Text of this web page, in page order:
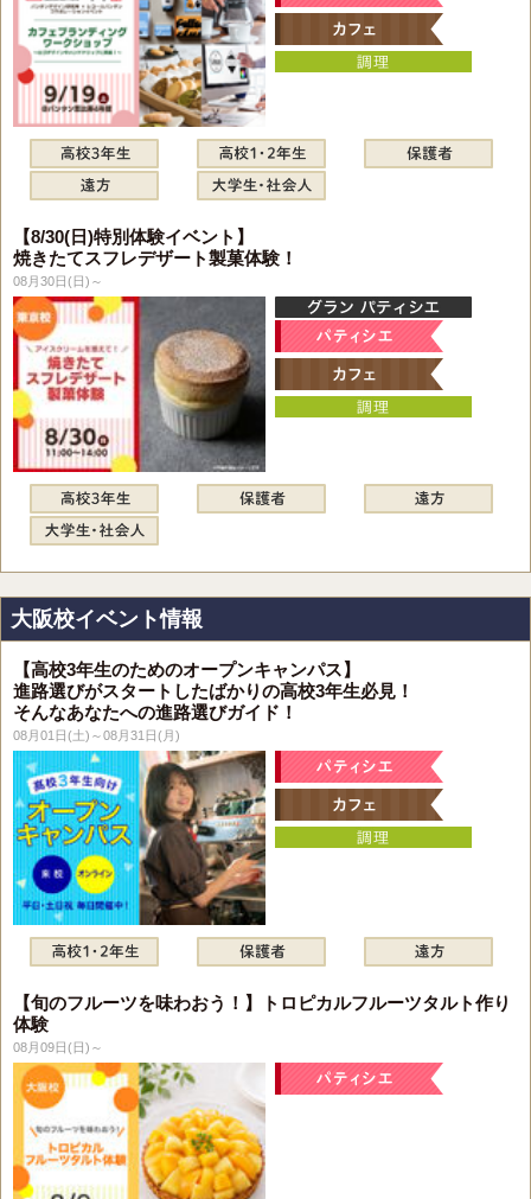
【8/30(日)特別体験イベント】
焼きたてスフレデザート製菓体験！
08月30日(日)～
大阪校イベント情報
【高校3年生のためのオープンキャンパス】
進路選びがスタートしたばかりの高校3年生必見！
そんなあなたへの進路選びガイド！
08月01日(土)～08月31日(月)
【旬のフルーツを味わおう！】トロピカルフルーツタルト作り
体験
08月09日(日)～